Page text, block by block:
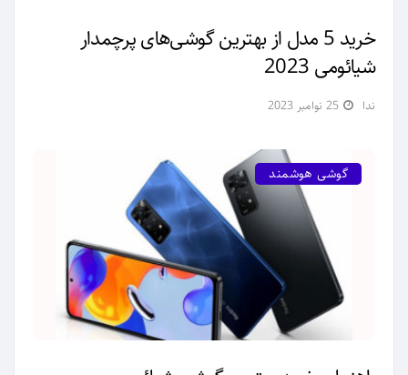
خرید 5 مدل از بهترین گوشی‌های پرچمدار
شیائومی 2023
ندا 25 نوامبر 2023
گوشی هوشمند